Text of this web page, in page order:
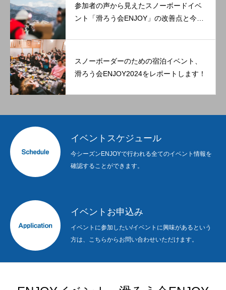
参加者の声から見えたスノーボードイベ
ント「滑ろう会ENJOY」の改善点と今後
スノーボーダーのための宿泊イベント、
滑ろう会ENJOY2024をレポートします！
イベントスケジュール
今シーズンENJOYで行われる全てのイベント情報を
確認することができます。
イベントお申込み
イベントに参加したい/イベントに興味があるという
方は、こちらからお問い合わせいただけます。